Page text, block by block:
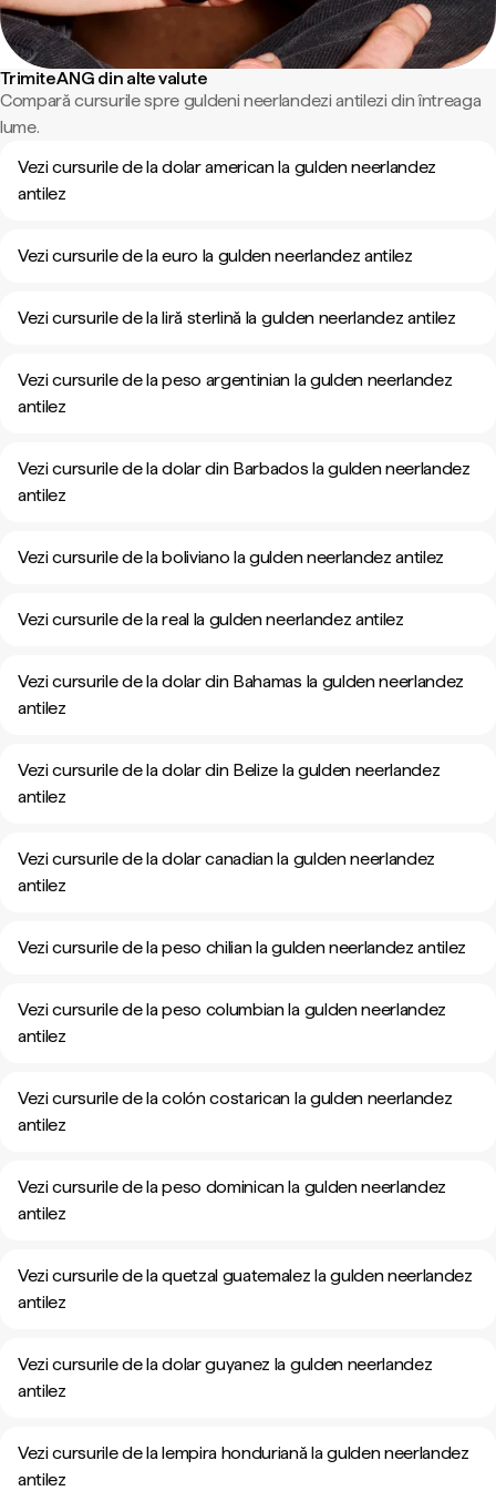
Trimite ANG din alte valute
Compară cursurile spre guldeni neerlandezi antilezi din întreaga
lume.
Vezi cursurile de la dolar american la gulden neerlandez
antilez
Vezi cursurile de la euro la gulden neerlandez antilez
Vezi cursurile de la liră sterlină la gulden neerlandez antilez
Vezi cursurile de la peso argentinian la gulden neerlandez
antilez
Vezi cursurile de la dolar din Barbados la gulden neerlandez
antilez
Vezi cursurile de la boliviano la gulden neerlandez antilez
Vezi cursurile de la real la gulden neerlandez antilez
Vezi cursurile de la dolar din Bahamas la gulden neerlandez
antilez
Vezi cursurile de la dolar din Belize la gulden neerlandez
antilez
Vezi cursurile de la dolar canadian la gulden neerlandez
antilez
Vezi cursurile de la peso chilian la gulden neerlandez antilez
Vezi cursurile de la peso columbian la gulden neerlandez
antilez
Vezi cursurile de la colón costarican la gulden neerlandez
antilez
Vezi cursurile de la peso dominican la gulden neerlandez
antilez
Vezi cursurile de la quetzal guatemalez la gulden neerlandez
antilez
Vezi cursurile de la dolar guyanez la gulden neerlandez
antilez
Vezi cursurile de la lempira honduriană la gulden neerlandez
antilez